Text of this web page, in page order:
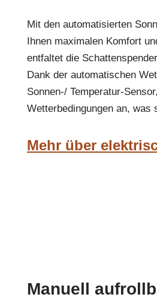
Mit den automatisierten
Ihnen maximalen Komfort
entfaltet die
Dank der automatischen
Sonnen-/ Temperatur-
Wetterbedingungen an,
Mehr über
Manuell